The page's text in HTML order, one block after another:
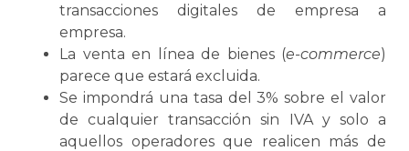
transacciones digitales de empresa a
empresa.
La venta en línea de bienes (e-commerce)
parece que estará excluida.
Se impondrá una tasa del 3% sobre el valor
de cualquier transacción sin IVA y solo a
aquellos operadores que realicen más de